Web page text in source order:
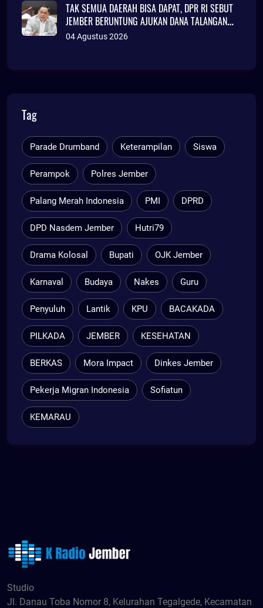
TAK SEMUA DAERAH BISA DAPAT, DPR RI SEBUT
JEMBER BERUNTUNG AJUKAN DANA TALANGAN
Rp786 MILIAR
04 Agustus 2026
Tag
Parade Drumband Keterampilan Siswa
Perampok Polres Jember
Palang Merah Indonesia PMI DPRD
DPD Nasdem Jember Hutri79
Drama Kolosal Bupati OJK Jember
Karnaval Budaya Nakes Guru
Penyuluh Lantik KPU BACAKADA
PILKADA JEMBER KESEHATAN
BERKAS Mora Impact Dinkes Jember
Pekerja Migran Indonesia Sofiatun
KEMARAU
Studio
Jl. Danau Toba Nomor 8, Kelurahan Tegalgede, Kecamatan